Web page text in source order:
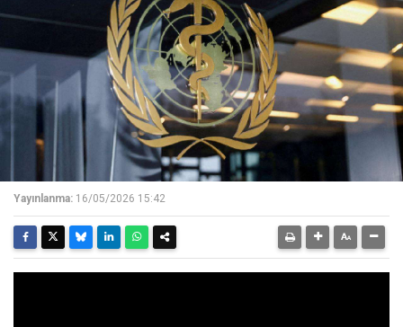
Yayınlanma: 16/05/2026 15:42